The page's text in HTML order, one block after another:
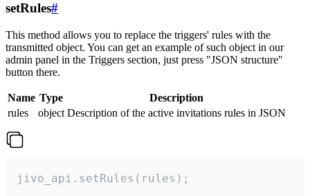
setRules#
This method allows you to replace the triggers' rules with the
transmitted object. You can get an example of such object in our
admin panel in the Triggers section, just press "JSON structure"
button there.
Name Type
Description
rules
object Description of the active invitations rules in JSON
jivo_api.setRules(rules);